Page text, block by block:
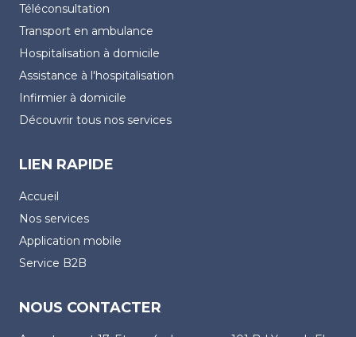
Téléconsultation
Transport en ambulance
Hospitalisation à domicile
Assistance à l'hospitalisation
Infirmier à domicile
Découvrir tous nos services
LIEN RAPIDE
Accueil
Nos services
Application mobile
Service B2B
NOUS CONTACTER